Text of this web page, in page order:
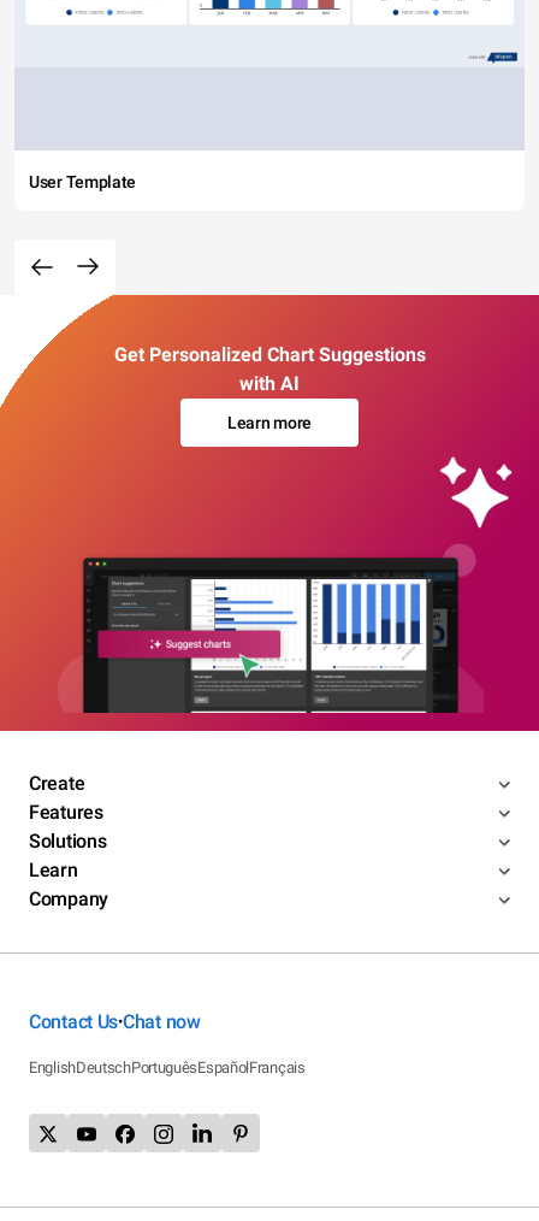
User Template
Get Personalized Chart Suggestions
with AI
Learn more
Create
Features
Solutions
Learn
Company
Contact Us•Chat now
EnglishDeutschPortuguêsEspañolFrançais